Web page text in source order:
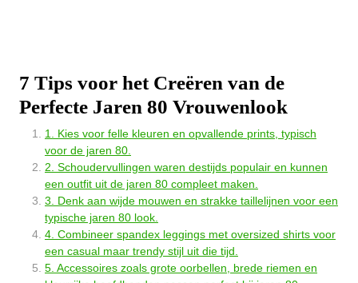
7 Tips voor het Creëren van de
Perfecte Jaren 80 Vrouwenlook
1. Kies voor felle kleuren en opvallende prints, typisch
voor de jaren 80.
2. Schoudervullingen waren destijds populair en kunnen
een outfit uit de jaren 80 compleet maken.
3. Denk aan wijde mouwen en strakke taillelijnen voor een
typische jaren 80 look.
4. Combineer spandex leggings met oversized shirts voor
een casual maar trendy stijl uit die tijd.
5. Accessoires zoals grote oorbellen, brede riemen en